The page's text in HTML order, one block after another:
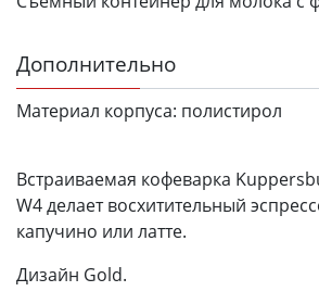
Дополнительно
Материал корпуса: полистирол
Встраиваемая кофеварка
W4 делает восхитительный
капучино или латте.
Дизайн Gold.